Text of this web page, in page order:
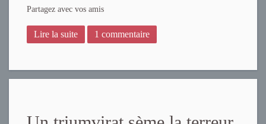
Partagez avec vos amis
Lire la suite 1 commentaire